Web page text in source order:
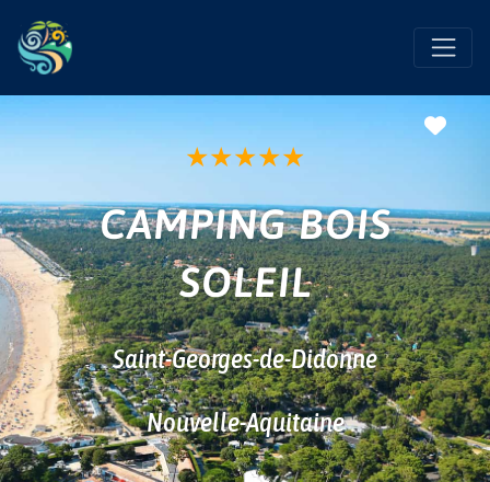
★★★★★
CAMPING BOIS
SOLEIL
Saint-Georges-de-Didonne
Nouvelle-Aquitaine